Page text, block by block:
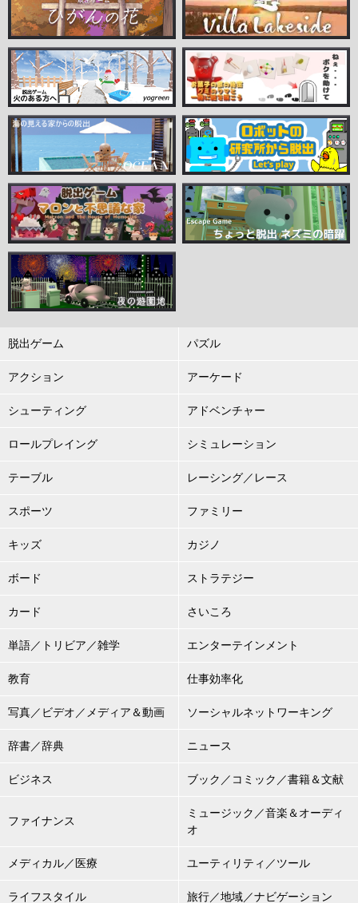
脱出ゲーム パズル
アクション アーケード
シューティング アドベンチャー
ロールプレイング シミュレーション
テーブル レーシング／レース
スポーツ ファミリー
キッズ カジノ
ボード ストラテジー
カード さいころ
単語／トリビア／雑学 エンターテインメント
教育 仕事効率化
写真／ビデオ／メディア＆動画 ソーシャルネットワーキング
辞書／辞典 ニュース
ビジネス ブック／コミック／書籍＆文献
ファイナンス
ミュージック／音楽＆オーディ
オ
メディカル／医療 ユーティリティ／ツール
ライフスタイル 旅行／地域／ナビゲーション